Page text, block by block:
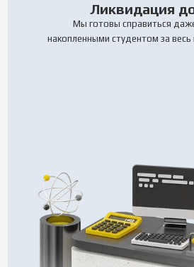
Ликвидация
Мы готовы справиться
накопленными студентом за